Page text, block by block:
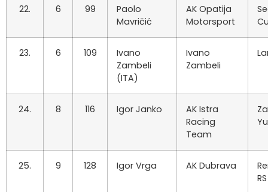
22. 6 99
Paolo
Mavričić
AK Opatija
Motorsport
23. 6 109
Ivano
Zambeli
(ITA)
Ivano
Zambeli
24. 8 116 Igor Janko
AK Istra
Racing
Team
25. 9 128 Igor Vrga AK Dubrava
RS